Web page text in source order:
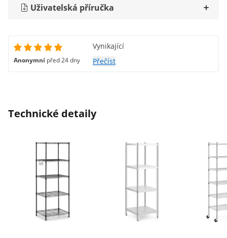
Uživatelská příručka
Anonymní před 24 dny
Vynikající
Přečíst
Technické detaily